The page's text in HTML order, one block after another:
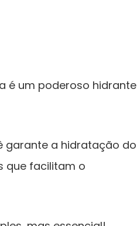
é um poderoso hidrante
garante a hidratação do
que facilitam o